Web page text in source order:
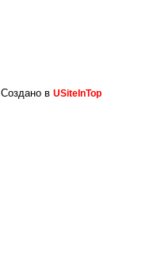
Создано в USiteInTop